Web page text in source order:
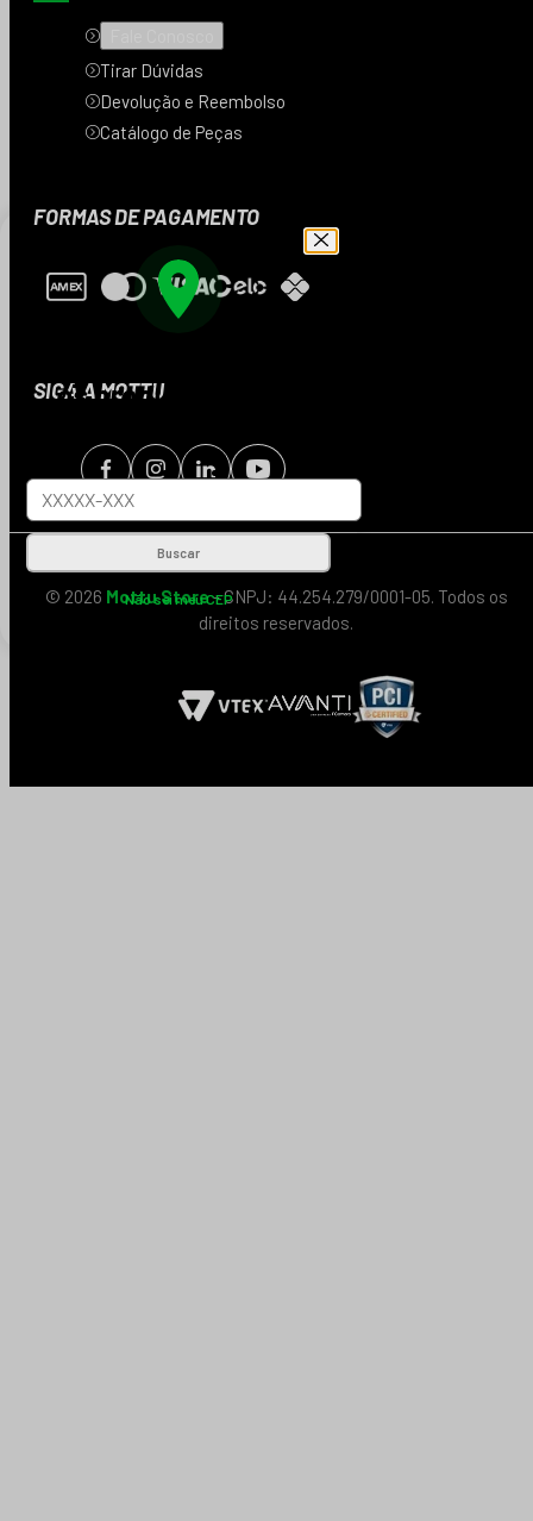
Tirar Dúvidas
Devolução e Reembolso
Catálogo de Peças
FORMAS DE PAGAMENTO
SIGA A MOTTU
© 2026 Mottu Store- CNPJ: 44.254.279/0001-05. Todos os
direitos reservados.
os produtos da sua
Buscar
Não sei meu CEP